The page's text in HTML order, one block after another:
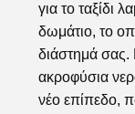
για το ταξίδι
δωμάτιο, το
διάστημά σας.
ακροφύσια
νέο επίπεδο,